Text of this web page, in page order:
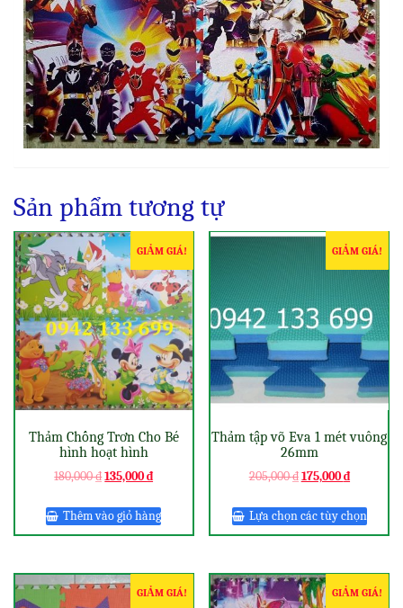
Sản phẩm tương tự
GIẢM GIÁ!
Thảm Chống Trơn Cho Bé
hình hoạt hình
180,000₫135,000₫
Thêm vào giỏ hàng
GIẢM GIÁ!
Thảm tập võ Eva 1 mét vuông
26mm
205,000₫175,000₫
Lựa chọn các tùy chọn
GIẢM GIÁ! GIẢM GIÁ!